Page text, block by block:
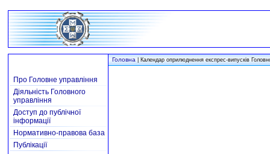
Головна Календар оприлюднення експрес-випусків
Про Головне управління
Діяльність Головного
управління
Доступ до публічної
інформації
Нормативно-правова база
Публікації